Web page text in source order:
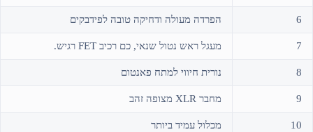
6 הפרדה מעולה ודחיקה טובה לפידבקים
7 מעגל ראש נטול שנאי, כם רכיב FET רגיש.
8 נורית חיווי למתח פאנטום
9 מחבר XLR מצופה זהב
10 מכלול עמיד ביותר